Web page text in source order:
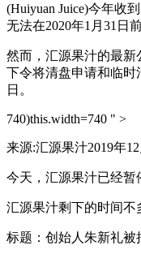
(Huiyuan Juice)今年收
无法在2020年1月31日
然而，汇源果汁的最
下令将清盘申请和临时
日。
740)this.width=740 " >
来源:汇源果汁2019年
今天，汇源果汁已经暂
汇源果汁剩下的时间不
标题：创始人朱新礼被